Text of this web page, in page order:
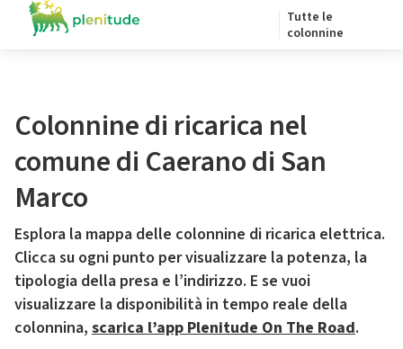
Tutte le
colonnine
Colonnine di ricarica nel
comune di Caerano di San
Marco
Esplora la mappa delle colonnine di ricarica elettrica.
Clicca su ogni punto per visualizzare la potenza, la
tipologia della presa e l’indirizzo. E se vuoi
visualizzare la disponibilità in tempo reale della
colonnina, scarica l’app Plenitude On The Road.